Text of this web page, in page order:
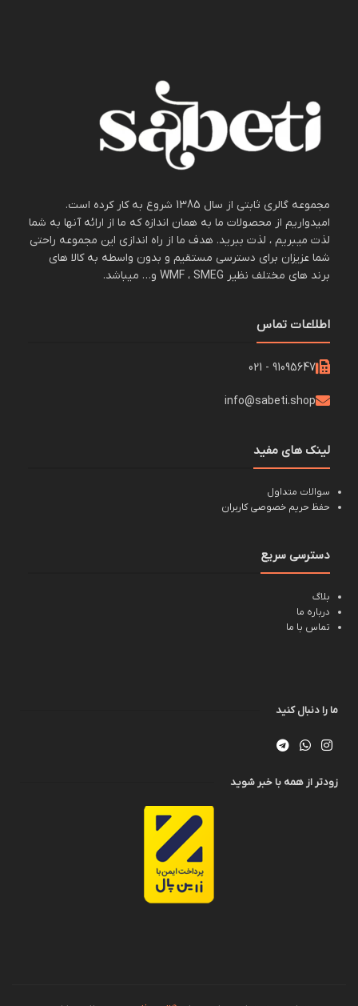
مجموعه گالری ثابتی از سال 1385 شروع به کار کرده است.
امیدواریم از محصولات ما به همان اندازه که ما از ارائه آنها به شما
لذت میبریم ، لذت ببرید. هدف ما از راه اندازی این مجموعه راحتی
شما عزیزان برای دسترسی مستقیم و بدون واسطه به کالا های
برند های مختلف نظیر WMF ، SMEG و… میباشد.
اطلاعات تماس
91095647 - 021
info@sabeti.shop
لینک های مفید
سوالات متداول
حفظ حریم خصوصی کاربران
دسترسی سریع
بلاگ
درباره ما
تماس با ما
ما را دنبال کنید
زودتر از همه با خبر شوید